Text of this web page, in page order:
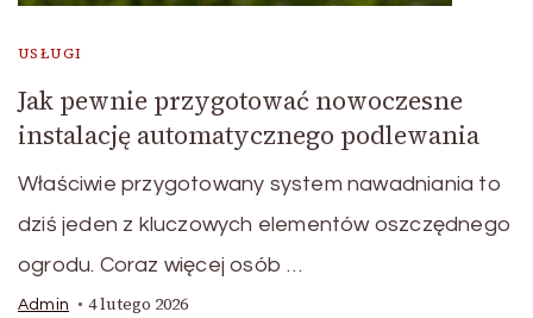
USŁUGI
Jak pewnie przygotować nowoczesne
instalację automatycznego podlewania
Właściwie przygotowany system nawadniania to
dziś jeden z kluczowych elementów oszczędnego
ogrodu. Coraz więcej osób …
Admin 4 lutego 2026